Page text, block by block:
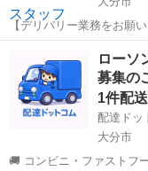
【デリバリー業務をお願
で料理やお弁当の配達 を
務をお手伝いしていただくことがありま
配達は1時間に2件、多く...
ローソ
募集の
1件配
配達ドッ
大分市
🚚 コンビニ・ファストフ